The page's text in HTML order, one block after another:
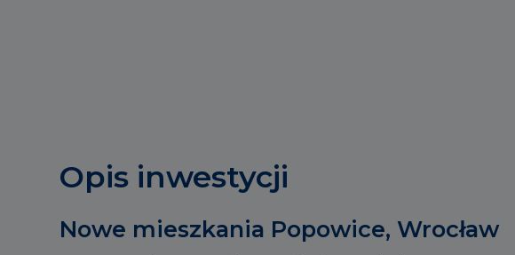
Opis inwestycji
Nowe mieszkania Popowice, Wrocław